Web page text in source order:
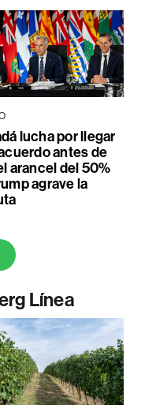
lucha por llegar
antes de
arancel del 50%
agrave la
Línea